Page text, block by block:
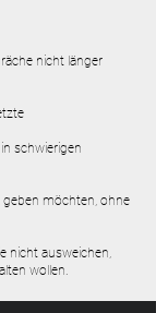
nicht länger
schwierigen
geben möchten, ohne
nicht ausweichen,
wollen.